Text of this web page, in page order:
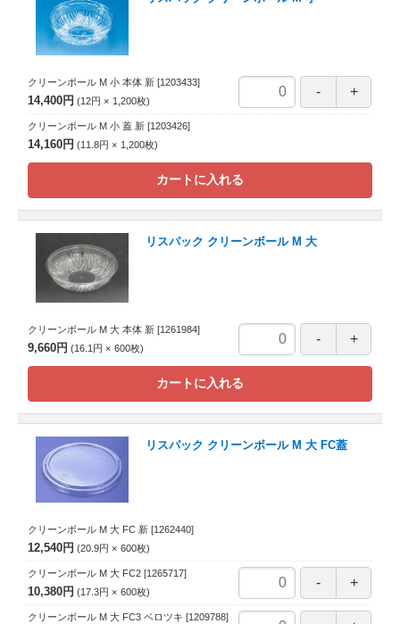
クリーンボール M 小 本体 新 [1203433]
14,400円 12円 1,200枚
クリーンボール M 小 蓋 新 [1203426]
14,160円 11.8円 1,200枚
カートに入れる
リスパック クリーンボール M 大
クリーンボール M 大 本体 新 [1261984]
9,660円 16.1円 600枚
カートに入れる
リスパック クリーンボール M 大 FC蓋
クリーンボール M 大 FC 新 [1262440]
12,540円 20.9円 600枚
クリーンボール M 大 FC2 [1265717]
10,380円 17.3円 600枚
クリーンボール M 大 FC3 ベロツキ [1209788]